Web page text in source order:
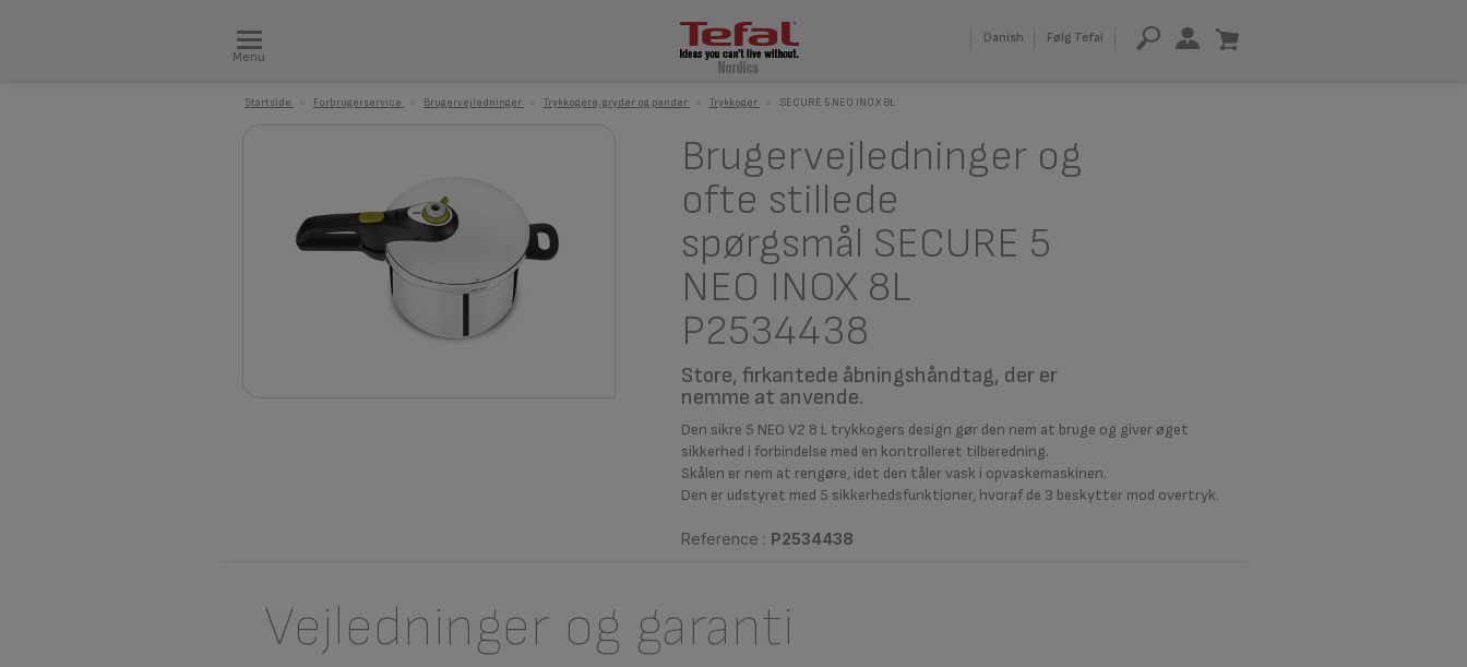
Menu
Danish Følg Tefal
Startside Forbrugerservice Brugervejledninger Trykkogere, gryder og pander Trykkoger SECURE 5 NEO INOX 8L
Brugervejledninger og
ofte stillede
spørgsmål SECURE 5
NEO INOX 8L
P2534438
Store, firkantede åbningshåndtag, der er
nemme at anvende.
Den sikre 5 NEO V2 8 L trykkogers design gør den nem at bruge og giver øget
sikkerhed i forbindelse med en kontrolleret tilberedning.
Skålen er nem at rengøre, idet den tåler vask i opvaskemaskinen.
Den er udstyret med 5 sikkerhedsfunktioner, hvoraf de 3 beskytter mod overtryk.
Reference : P2534438
Vejledninger og garanti